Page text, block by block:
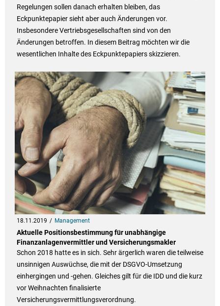
Regelungen sollen danach erhalten bleiben, das
Eckpunktepapier sieht aber auch Änderungen vor.
Insbesondere Vertriebsgesellschaften sind von den
Änderungen betroffen. In diesem Beitrag möchten wir die
wesentlichen Inhalte des Eckpunktepapiers skizzieren.
18.11.2019 Management
Aktuelle Positionsbestimmung für unabhängige
Finanzanlagenvermittler und Versicherungsmakler
Schon 2018 hatte es in sich. Sehr ärgerlich waren die teilweise
unsinnigen Auswüchse, die mit der DSGVO-Umsetzung
einhergingen und -gehen. Gleiches gilt für die IDD und die kurz
vor Weihnachten finalisierte
Versicherungsvermittlungsverordnung.